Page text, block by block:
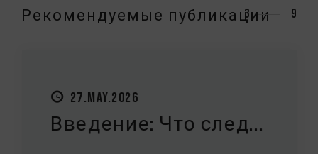
Рекомендуемые публикации
3 9
27.MAY.2026
Введение: Что след...